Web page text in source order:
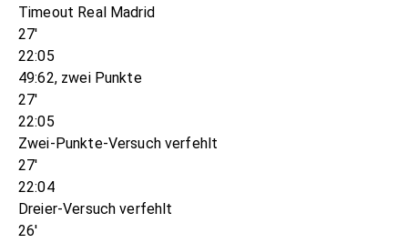
Timeout Real Madrid
27'
22:05
49:62, zwei Punkte
27'
22:05
Zwei-Punkte-Versuch verfehlt
27'
22:04
Dreier-Versuch verfehlt
26'